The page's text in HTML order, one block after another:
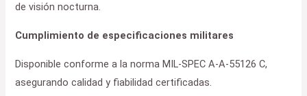
de visión nocturna.
Cumplimiento de especificaciones militares
Disponible conforme a la norma MIL-SPEC A-A-55126 C,
asegurando calidad y fiabilidad certificadas.